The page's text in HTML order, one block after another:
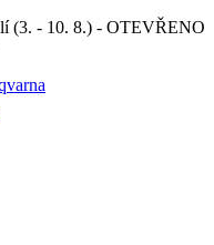
(3. - 10. 8.) - OTEVŘENO